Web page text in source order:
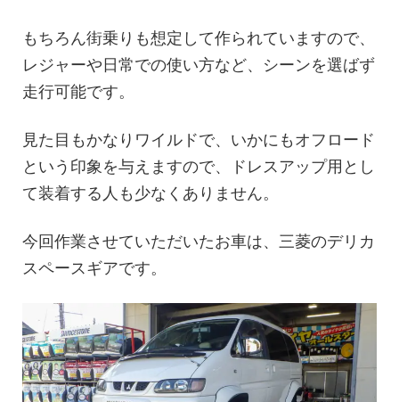
もちろん街乗りも想定して作られていますので、
レジャーや日常での使い方など、シーンを選ばず
走行可能です。
見た目もかなりワイルドで、いかにもオフロード
という印象を与えますので、ドレスアップ用とし
て装着する人も少なくありません。
今回作業させていただいたお車は、三菱のデリカ
スペースギアです。